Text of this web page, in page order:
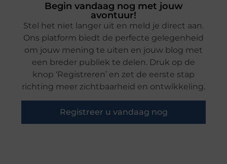
Begin vandaag nog met jouw
avontuur!
Stel het niet langer uit en meld je direct aan.
Ons platform biedt de perfecte gelegenheid
om jouw mening te uiten en jouw blog met
een breder publiek te delen. Druk op de
knop ‘Registreren’ en zet de eerste stap
richting meer zichtbaarheid en ontwikkeling.
Registreer u vandaag nog